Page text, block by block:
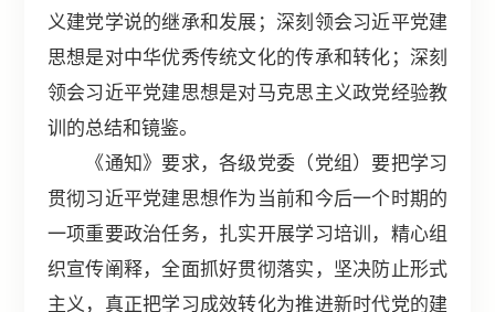
义建党学说的继承和发展；深刻领会习近平党建
思想是对中华优秀传统文化的传承和转化；深刻
领会习近平党建思想是对马克思主义政党经验教
训的总结和镜鉴。
《通知》要求，各级党委（党组）要把学习
贯彻习近平党建思想作为当前和今后一个时期的
一项重要政治任务，扎实开展学习培训，精心组
织宣传阐释，全面抓好贯彻落实，坚决防止形式
主义，真正把学习成效转化为推进新时代党的建